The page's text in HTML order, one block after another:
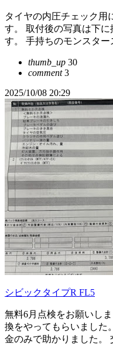
タイヤの内圧チェック用
す。 取付後の写真は下
す。 手持ちのモンスタ
thumb_up 30
comment3
2025/10/08 20:29
シビックタイプR FL5
無料6月点検をお願いし
換をやってもらいました
金のみで助かりました。